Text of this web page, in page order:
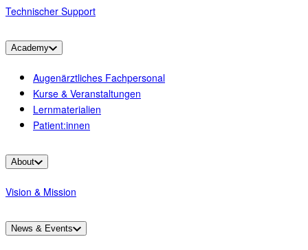
Technischer Support
Academy
Augenärztliches Fachpersonal
Kurse & Veranstaltungen
Lernmaterialien
Patient:innen
About
Vision & Mission
News & Events